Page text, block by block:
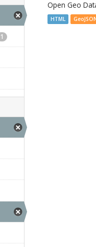
1
Open Geo
HTML